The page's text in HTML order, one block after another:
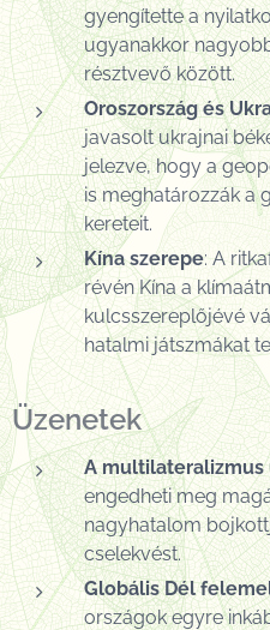
gyengítette a
ugyanakkor
résztvevő között.
Oroszország és
javasolt ukrajnai
jelezve, hogy a
is meghatározzák a
kereteit.
Kína szerepe: A
révén Kína a
kulcsszereplőjévé
hatalmi játszmákat
Üzenetek
A multilateralizmus
engedheti meg
nagyhatalom
cselekvést.
Globális Dél
országok egyre